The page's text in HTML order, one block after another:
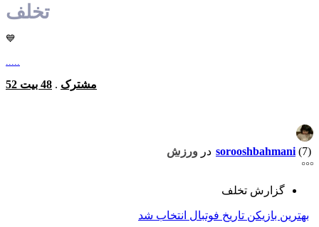
تخلف
💙
.....
52 مشترک . 48 بیت
sorooshbahmani (7) در ورزش
گزارش تخلف
بهترین بازیکن تاریخ فوتبال انتخاب شد